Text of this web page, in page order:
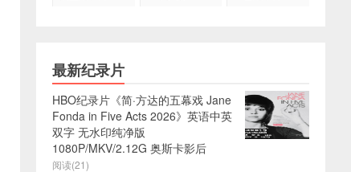
最新纪录片
HBO纪录片《简·方达的五幕戏 Jane
Fonda in Five Acts 2026》英语中英
双字 无水印纯净版
1080P/MKV/2.12G 奥斯卡影后
阅读(21)